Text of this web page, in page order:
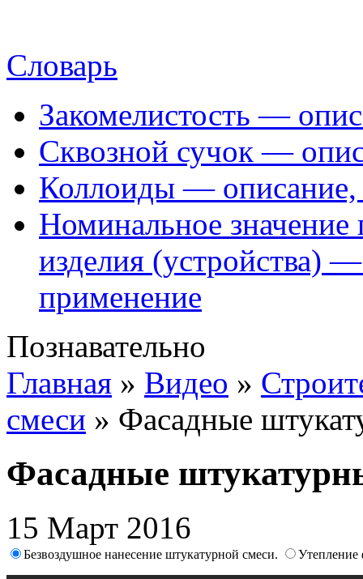
Словарь
Закомелистость —
Сквозной сучок —
Коллоиды — описание,
Номинальное значение
изделия (устройства)
применение
Познавательно
Главная » Видео »
смеси » Фасадные
Фасадные
15 Март 2016
Безвоздушное нанесение штукатурной смеси. Утепление